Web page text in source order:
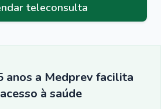
teleconsulta
anos a Medprev facilita
à saúde